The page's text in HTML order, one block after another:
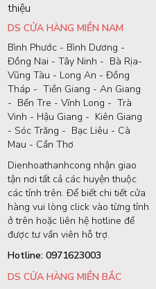
thiệu
DS CỬA HÀNG MIỀN NAM
Bình Phước - Bình Dương -
Đồng Nai - Tây Ninh - Bà Rịa-
Vũng Tàu - Long An - Đồng
Tháp - Tiền Giang - An Giang
- Bến Tre - Vĩnh Long - Trà
Vinh - Hậu Giang - Kiên Giang
- Sóc Trăng - Bạc Liêu - Cà
Mau - Cần Thơ
Dienhoathanhcong nhận giao
tận nơi tất cả các huyện thuộc
các tỉnh trên. Để biết chi tiết cửa
hàng vui lòng click vào từng tỉnh
ở trên hoặc liên hệ hotline để
được tư vấn viên hỗ trợ.
Hotline: 0971623003
DS CỬA HÀNG MIỀN BẮC